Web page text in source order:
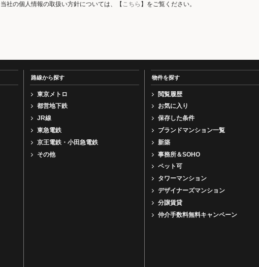
当社の個人情報の取扱い方針については、【 こちら 】をご覧ください。
路線から探す
東京メトロ
都営地下鉄
JR線
東急電鉄
京王電鉄・小田急電鉄
その他
物件を探す
閲覧履歴
お気に入り
保存した条件
ブランドマンション一覧
新築
事務所＆SOHO
ペット可
タワーマンション
デザイナーズマンション
分譲賃貸
仲介手数料無料キャンペーン